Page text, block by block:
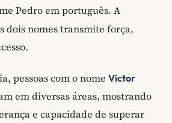
Pedro em português. A
dois nomes transmite força,
pessoas com o nome Victor
em diversas áreas, mostrando
e capacidade de superar